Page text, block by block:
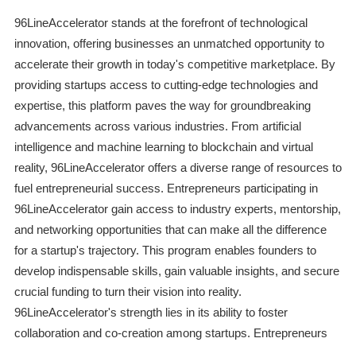
96LineAccelerator stands at the forefront of technological
innovation, offering businesses an unmatched opportunity to
accelerate their growth in today's competitive marketplace. By
providing startups access to cutting-edge technologies and
expertise, this platform paves the way for groundbreaking
advancements across various industries. From artificial
intelligence and machine learning to blockchain and virtual
reality, 96LineAccelerator offers a diverse range of resources to
fuel entrepreneurial success. Entrepreneurs participating in
96LineAccelerator gain access to industry experts, mentorship,
and networking opportunities that can make all the difference
for a startup's trajectory. This program enables founders to
develop indispensable skills, gain valuable insights, and secure
crucial funding to turn their vision into reality.
96LineAccelerator's strength lies in its ability to foster
collaboration and co-creation among startups. Entrepreneurs